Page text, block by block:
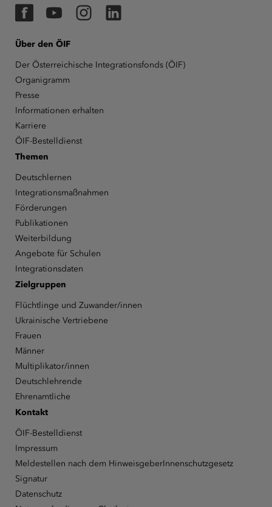
FacebookYouTubeInstagramLinkedIn
Über den ÖIF
Der Österreichische Integrationsfonds (ÖIF)
Organigramm
Presse
Informationen erhalten
Karriere
ÖIF-Bestelldienst
Themen
Deutschlernen
Integrationsmaßnahmen
Förderungen
Publikationen
Weiterbildung
Angebote für Schulen
Integrationsdaten
Zielgruppen
Flüchtlinge und Zuwander/innen
Ukrainische Vertriebene
Frauen
Männer
Multiplikator/innen
Deutschlehrende
Ehrenamtliche
Kontakt
ÖIF-Bestelldienst
Impressum
Meldestellen nach dem HinweisgeberInnenschutzgesetz
Signatur
Datenschutz